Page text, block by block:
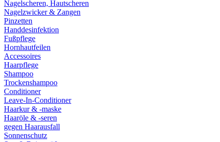
Nagelscheren, Hautscheren
Nagelzwicker & Zangen
Pinzetten
Handdesinfektion
Fußpflege
Hornhautfeilen
Accessoires
Haarpflege
Shampoo
Trockenshampoo
Conditioner
Leave-In-Conditioner
Haarkur & -maske
Haaröle & -seren
gegen Haarausfall
Sonnenschutz